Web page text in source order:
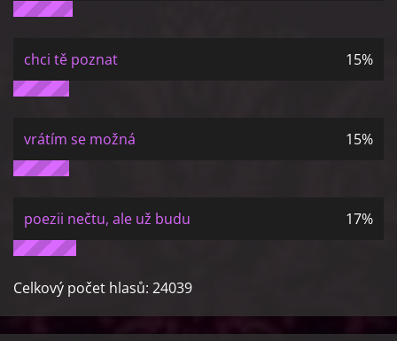
chci tě poznat 15%
vrátím se možná 15%
poezii nečtu, ale už budu 17%
Celkový počet hlasů: 24039